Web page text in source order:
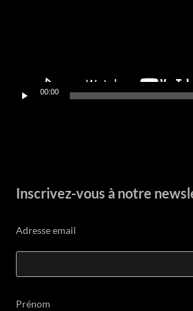
00:00
Inscrivez-vous à notre
Adresse email
Prénom